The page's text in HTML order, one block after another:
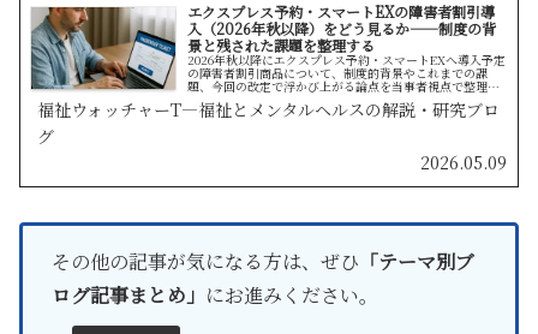
エクスプレス予約・スマートEXの障害者割引導
入（2026年秋以降）をどう見るか——制度の背
景と残された課題を整理する
2026年秋以降にエクスプレス予約・スマートEXへ導入予定
の障害者割引商品について、制度的背景やこれまでの課
題、今回の改定で浮かび上がる論点を当事者視点で整理し
ます。
福祉ウォッチャーT—福祉とメンタルヘルスの解説・研究ブロ
グ
2026.05.09
その他の記事が気になる方は、ぜひ 「テーマ別ブ
ログ記事まとめ」 にお進みください。